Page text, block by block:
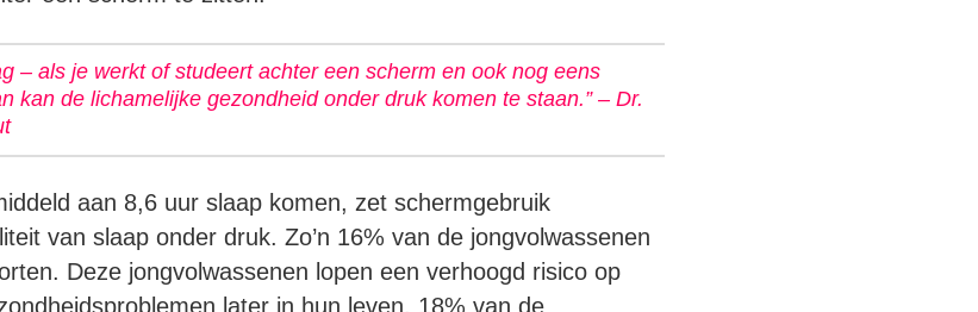
– als je werkt of studeert achter een scherm en ook nog eens
kan de lichamelijke gezondheid onder druk komen te staan.” – Dr.
aan 8,6 uur slaap komen, zet schermgebruik
van slaap onder druk. Zo’n 16% van de jongvolwassenen
Deze jongvolwassenen lopen een verhoogd risico op
later in hun leven. 18% van de